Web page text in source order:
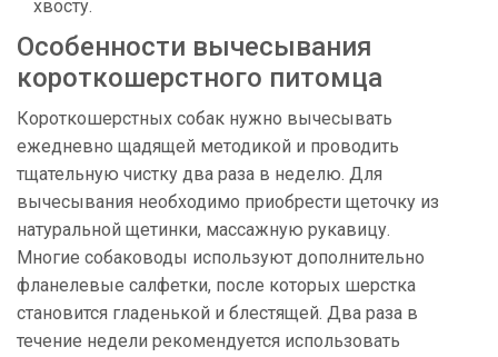
хвосту.
Особенности вычесывания
короткошерстного питомца
Короткошерстных собак нужно вычесывать
ежедневно щадящей методикой и проводить
тщательную чистку два раза в неделю. Для
вычесывания необходимо приобрести щеточку из
натуральной щетинки, массажную рукавицу.
Многие собаководы используют дополнительно
фланелевые салфетки, после которых шерстка
становится гладенькой и блестящей. Два раза в
течение недели рекомендуется использовать